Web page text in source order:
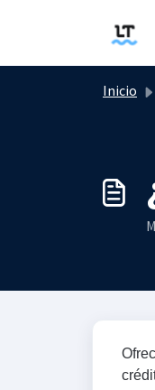
Inicio